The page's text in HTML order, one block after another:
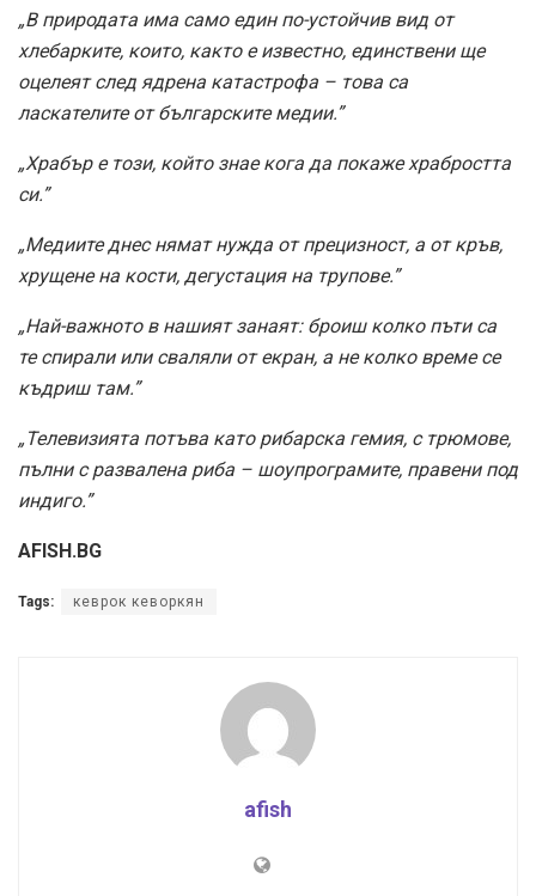
„В природата има само един по-устойчив вид от
хлебарките, които, както е известно, единствени ще
оцелеят след ядрена катастрофа – това са
ласкателите от българските медии.”
„Храбър е този, който знае кога да покаже храбростта
си.”
„Медиите днес нямат нужда от прецизност, а от кръв,
хрущене на кости, дегустация на трупове.”
„Най-важното в нашият занаят: броиш колко пъти са
те спирали или сваляли от екран, а не колко време се
къдриш там.”
„Телевизията потъва като рибарска гемия, с трюмове,
пълни с развалена риба – шоупрограмите, правени под
индиго.”
AFISH.BG
Tags: кеврок кеворкян
afish